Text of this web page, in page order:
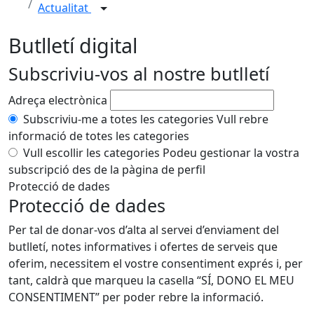
Actualitat
Butlletí digital
Subscriviu-vos al nostre butlletí
Adreça electrònica
Subscriviu-me a totes les categories Vull rebre
informació de totes les categories
Vull escollir les categories Podeu gestionar la vostra
subscripció des de la pàgina de perfil
Protecció de dades
Protecció de dades
Per tal de donar-vos d’alta al servei d’enviament del
butlletí, notes informatives i ofertes de serveis que
oferim, necessitem el vostre consentiment exprés i, per
tant, caldrà que marqueu la casella “SÍ, DONO EL MEU
CONSENTIMENT” per poder rebre la informació.